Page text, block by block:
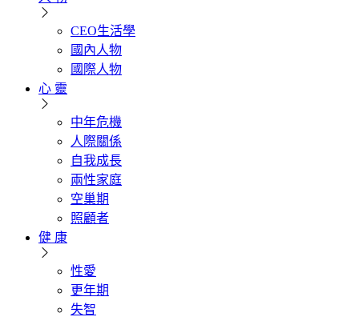
CEO生活學
國內人物
國際人物
心 靈
中年危機
人際關係
自我成長
兩性家庭
空巢期
照顧者
健 康
性愛
更年期
失智